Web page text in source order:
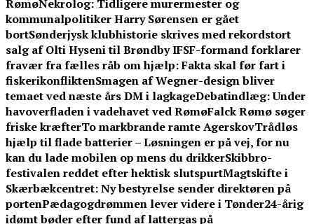
RømøNekrolog: Tidligere murermester og
kommunalpolitiker Harry Sørensen er gået
bortSønderjysk klubhistorie skrives med rekordstort
salg af Olti Hyseni til Brøndby IFSF-formand forklarer
fravær fra fælles råb om hjælp: Fakta skal før fart i
fiskerikonfliktenSmagen af Wegner-design bliver
temaet ved næste års DM i lagkageDebatindlæg: Under
havoverfladen i vadehavet ved RømøFalck Rømø søger
friske kræfterTo markbrande ramte AgerskovTrådløs
hjælp til flade batterier – Løsningen er på vej, for nu
kan du lade mobilen op mens du drikkerSkibbro-
festivalen reddet efter hektisk slutspurtMagtskifte i
Skærbækcentret: Ny bestyrelse sender direktøren på
portenPædagogdrømmen lever videre i Tønder24-årig
idømt bøder efter fund af lattergas på